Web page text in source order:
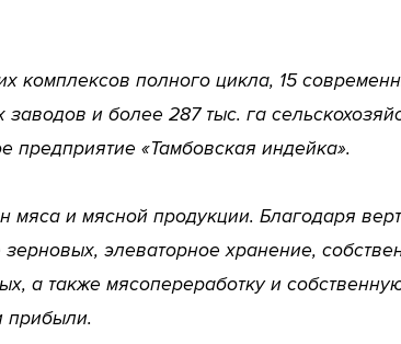
комплексов полного цикла, 15
и более 287 тыс. га
предприятие «Тамбовская индейка».
мяса и мясной продукции. Благодаря
элеваторное хранение,
а также мясопереработку и
прибыли.